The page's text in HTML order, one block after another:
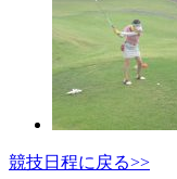
競技日程に戻る>>